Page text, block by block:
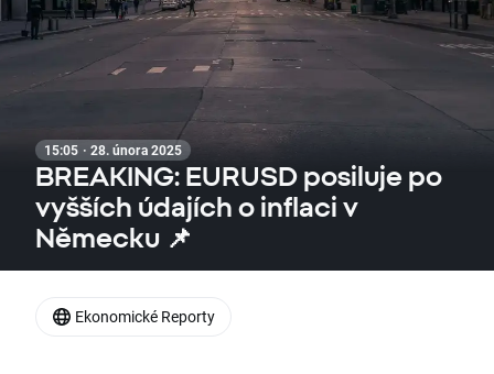
15:05 · 28. února 2025
BREAKING: EURUSD posiluje po
vyšších údajích o inflaci v
Německu 📌
Ekonomické Reporty